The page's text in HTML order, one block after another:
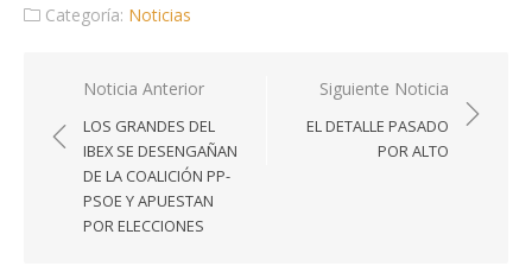
Categoría: Noticias
Navegación
de
entradas
Noticia Anterior
LOS GRANDES DEL
IBEX SE DESENGAÑAN
DE LA COALICIÓN PP-
PSOE Y APUESTAN
POR ELECCIONES
Siguiente Noticia
EL DETALLE PASADO
POR ALTO